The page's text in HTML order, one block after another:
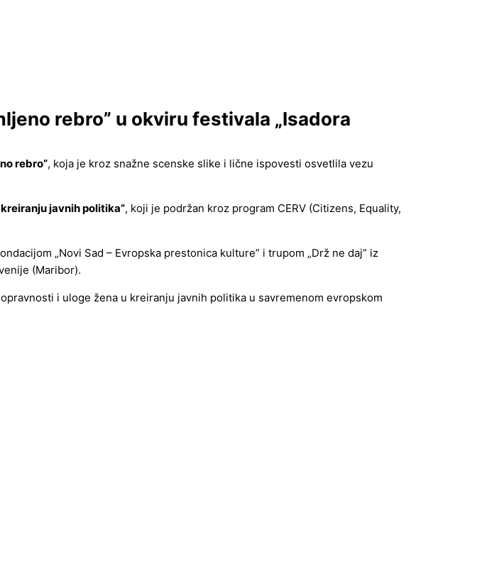
rebro” u okviru festivala „Isadora
rebro”, koja je kroz snažne scenske slike i lične ispovesti osvetlila vezu
javnih politika”, koji je podržan kroz program CERV (Citizens, Equality,
„Novi Sad – Evropska prestonica kulture” i trupom „Drž ne daj” iz
(Maribor).
i uloge žena u kreiranju javnih politika u savremenom evropskom